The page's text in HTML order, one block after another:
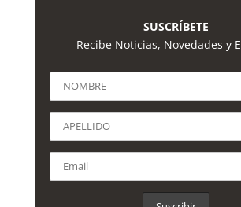
SUSCRÍBETE
Recibe Noticias, Novedades y